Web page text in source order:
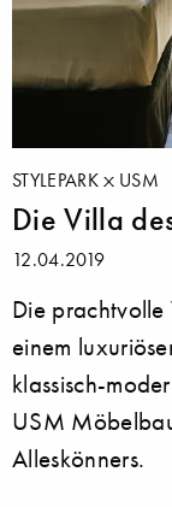
STYLEPARK USM
Die Villa
12.04.2019
Die
einem
klassisch-
USM
Alleskönners.